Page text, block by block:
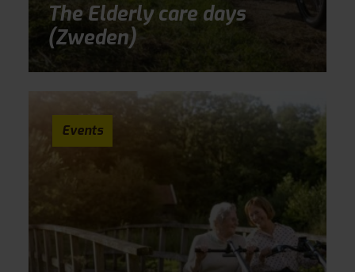
The Elderly care days
(Zweden)
Events